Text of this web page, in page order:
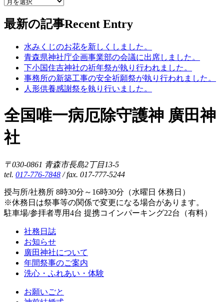
最新の記事Recent Entry
水みくじのお花を新しくしました。
青森県神社庁企画事業部の会議に出席しました。
下小国住吉神社の祈年祭が執り行われました。
事務所の新築工事の安全祈願祭が執り行われました。
人形供養感謝祭を執り行いました。
全国唯一病厄除守護神 廣田神
社
〒030-0861 青森市長島2丁目13-5
tel. 017-776-7848 / fax. 017-777-5244
授与所/社務所 8時30分～16時30分（水曜日 休務日）
※休務日は祭事等の関係で変更になる場合があります。
駐車場/参拝者専用4台 提携コインパーキング22台（有料）
社務日誌
お知らせ
廣田神社について
年間祭事のご案内
洗心・ふれあい・体験
お願いごと